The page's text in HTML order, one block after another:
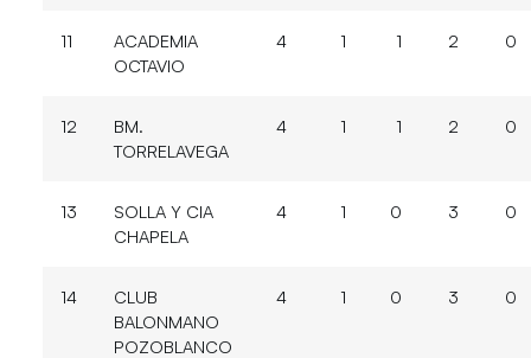
11
ACADEMIA
OCTAVIO
4 1 1 2 0
12
BM.
TORRELAVEGA
4 1 1 2 0
13
SOLLA Y CIA
CHAPELA
4 1 0 3 0
14
CLUB
BALONMANO
POZOBLANCO
4 1 0 3 0